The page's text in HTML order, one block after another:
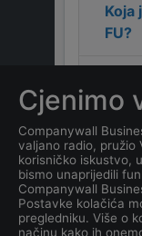
Koja
FU?
FU
Koji
Cjenimo
Companywall
valjano radio, pružio
korisničko iskustvo,
bismo unaprijedili
Companywall
Postavke kolačića
pregledniku. Više o
načinu kako ih